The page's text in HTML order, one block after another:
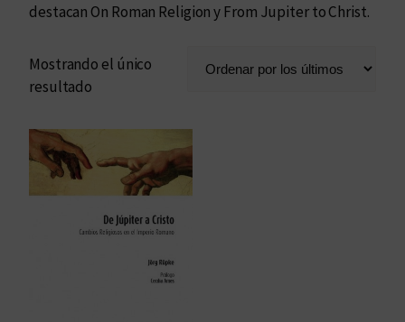
destacan On Roman Religion y From Jupiter to Christ.
Mostrando el único
resultado